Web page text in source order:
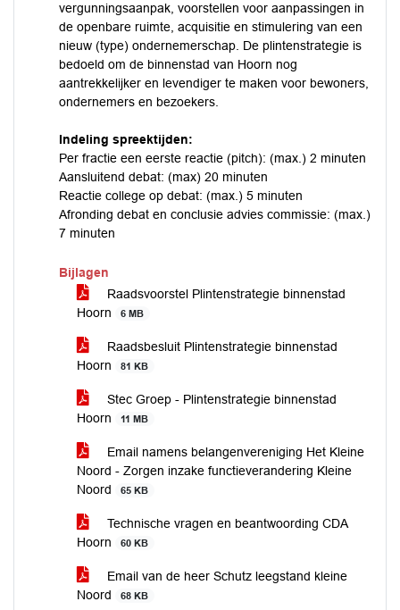
vergunningsaanpak, voorstellen voor aanpassingen in
de openbare ruimte, acquisitie en stimulering van een
nieuw (type) ondernemerschap. De plintenstrategie is
bedoeld om de binnenstad van Hoorn nog
aantrekkelijker en levendiger te maken voor bewoners,
ondernemers en bezoekers.
Indeling spreektijden:
Per fractie een eerste reactie (pitch): (max.) 2 minuten
Aansluitend debat: (max) 20 minuten
Reactie college op debat: (max.) 5 minuten
Afronding debat en conclusie advies commissie: (max.)
7 minuten
Bijlagen
Raadsvoorstel Plintenstrategie binnenstad
Hoorn
6 MB
Raadsbesluit Plintenstrategie binnenstad
Hoorn
81 KB
Stec Groep - Plintenstrategie binnenstad
Hoorn
11 MB
Email namens belangenvereniging Het Kleine
Noord - Zorgen inzake functieverandering Kleine
Noord
65 KB
Technische vragen en beantwoording CDA
Hoorn
60 KB
Email van de heer Schutz leegstand kleine
Noord
68 KB